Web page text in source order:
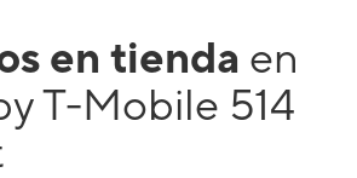
en tienda en
T-Mobile 514